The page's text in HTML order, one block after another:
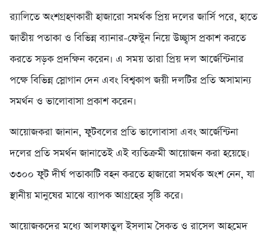
র‍্যালিতে অংশগ্রহণকারী হাজারো সমর্থক প্রিয় দলের জার্সি পরে, হাতে
জাতীয় পতাকা ও বিভিন্ন ব্যানার-ফেস্টুন নিয়ে উচ্ছ্বাস প্রকাশ করতে
করতে সড়ক প্রদক্ষিন করেন। এ সময় তারা প্রিয় দল আর্জেন্টিনার
পক্ষে বিভিন্ন স্লোগান দেন এবং বিশ্বকাপ জয়ী দলটির প্রতি অসামান্য
সমর্থন ও ভালোবাসা প্রকাশ করেন।
আয়োজকরা জানান, ফুটবলের প্রতি ভালোবাসা এবং আর্জেন্টিনা
দলের প্রতি সমর্থন জানাতেই এই ব্যতিক্রমী আয়োজন করা হয়েছে।
৩৩০০ ফুট দীর্ঘ পতাকাটি বহন করতে হাজারো সমর্থক অংশ নেন, যা
স্থানীয় মানুষের মাঝে ব্যাপক আগ্রহের সৃষ্টি করে।
আয়োজকদের মধ্যে আলফাতুল ইসলাম সৈকত ও রাসেল আহমেদ